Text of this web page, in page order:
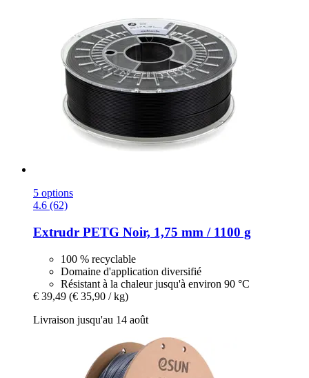
5 options
4.6 (62)
Extrudr PETG Noir, 1,75 mm / 1100 g
100 % recyclable
Domaine d'application diversifié
Résistant à la chaleur jusqu'à environ 90 °C
€ 39,49 (€ 35,90 / kg)
Livraison jusqu'au 14 août